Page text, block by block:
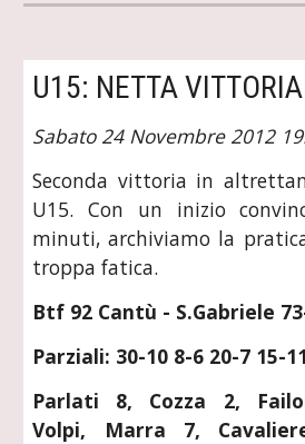
U15: NETTA VITTORIA
Sabato 24 Novembre 2012
Seconda vittoria in
U15. Con un inizio
minuti, archiviamo la pratica
troppa fatica.
Btf 92 Cantù - S.Gabriele
Parziali: 30-10 8-6 20-7 15-11
Parlati 8, Cozza 2,
Volpi, Marra 7,